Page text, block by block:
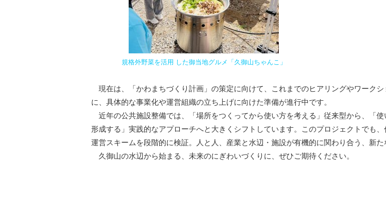
規格外野菜を活用 した御当地グルメ「久御山ちゃんこ」
現在は、「かわまちづくり計画」の策定に向けて、これまでのヒアリングやワーク
に、具体的な事業化や運営組織の立ち上げに向けた準備が進行中です。
近年の公共施設整備では、「場所をつくってから使い方を考える」従来型から、「
形成する」実践的なアプローチへと大きくシフトしています。このプロジェクトでも
運営スキームを段階的に検証。人と人、産業と水辺・施設が有機的に関わり合う、新た
久御山の水辺から始まる、未来のにぎわいづくりに、ぜひご期待ください。